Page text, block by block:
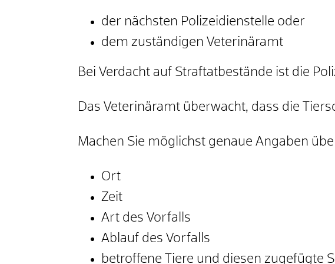
der nächsten Polizeidienstelle oder
dem zuständigen Veterinäramt
Bei Verdacht auf Straftatbestände ist die
Das Veterinäramt überwacht, dass die
Machen Sie möglichst genaue Angaben
Ort
Zeit
Art des Vorfalls
Ablauf des Vorfalls
betroffene Tiere und diesen zugefügte